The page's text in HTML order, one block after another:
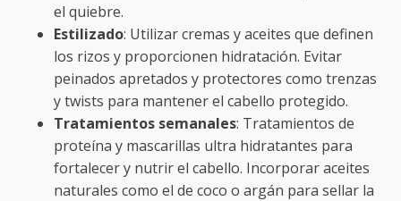
el quiebre.
Estilizado: Utilizar cremas y aceites que definen
los rizos y proporcionen hidratación. Evitar
peinados apretados y protectores como trenzas
y twists para mantener el cabello protegido.
Tratamientos semanales: Tratamientos de
proteína y mascarillas ultra hidratantes para
fortalecer y nutrir el cabello. Incorporar aceites
naturales como el de coco o argán para sellar la